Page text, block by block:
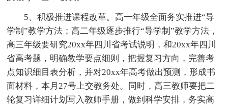
5、积极推进课程改革。高一年级全面务实推进“导
学制”教学方法；高二年级逐步推行“导学制”教学方法，
高三年级要研究20xx年四川省考试说明，和20xx年四川
省高考题，明确教学要点细则，把握复习方向，完善考
点知识细目表分析，并对20xx年高考做出预测，形成书
面材料，本月27号上交教务处。同时，高三教师要把二
轮复习详细计划写入教师手册，做到科学安排，务实高